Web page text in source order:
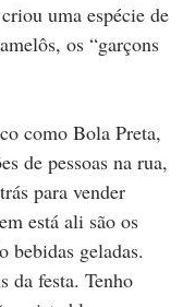
uma espécie de
os “garçons
como Bola Preta,
de pessoas na rua,
para vender
está ali são os
bebidas geladas.
da festa. Tenho